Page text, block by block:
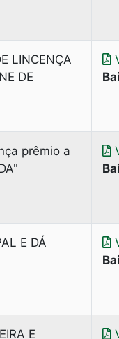
LINCENÇA
DE
prêmio a
E DÁ
E